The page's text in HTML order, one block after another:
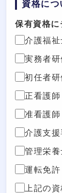
資格につ
保有資格
介護福
実務者研
初任者研
正看護師
准看護師
介護支
管理栄
運転免許
上記の